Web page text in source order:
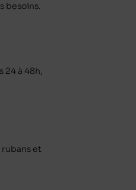
besoins.
24 à 48h,
et